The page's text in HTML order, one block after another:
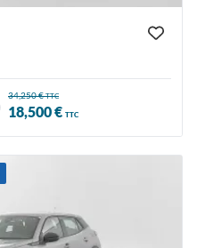
34,250 €TTC
18,500 € TTC